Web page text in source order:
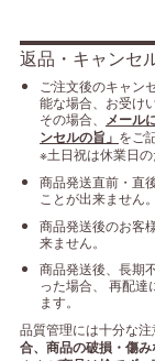
返品・キャンセ
ご注文後のキャン
能な場合、お受け
その場合、 メール
ンセルの旨」 をご
※土日祝は休業日
商品発送直前・直
ことが出来ません。
商品発送後のお客
来ません。
商品発送後、長期
った場合、 再配
ます。
品質管理には十分な
合、商品の破損・傷